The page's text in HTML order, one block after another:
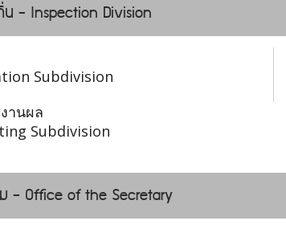
น - Inspection Division
Subdivision
านผล
Subdivision
ม - Office of the Secretary